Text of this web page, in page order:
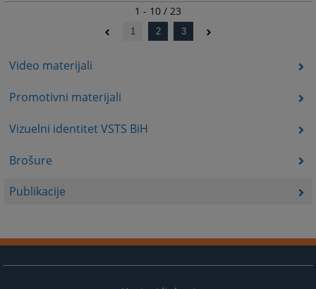
Video materijali
Promotivni materijali
Vizuelni identitet VSTS BiH
Brošure
Publikacije
1 - 10 / 23
1 2 3